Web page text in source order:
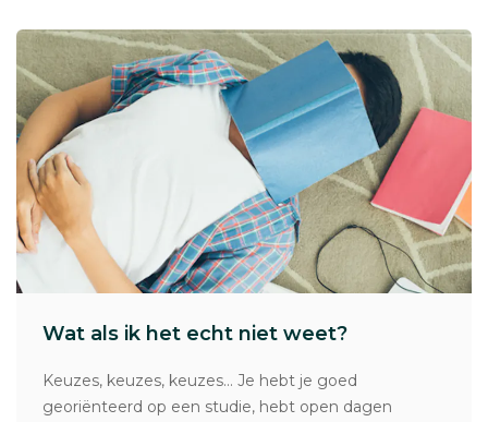
Wat als ik het echt niet weet?
Keuzes, keuzes, keuzes… Je hebt je goed
georiënteerd op een studie, hebt open dagen